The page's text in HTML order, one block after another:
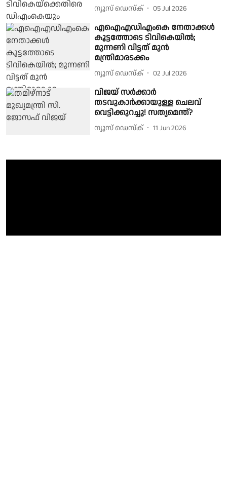
ന്യൂസ് ഡെസ്ക് 05 Jul 2026
എഐഎഡിഎംകെ നേതാക്കൾ
കൂട്ടത്തോടെ ടിവികെയിൽ;
മുന്നണി വിട്ടത് മുൻ
മന്ത്രിമാരടക്കം
ന്യൂസ് ഡെസ്ക് 02 Jul 2026
വിജയ് സർക്കാർ
തടവുകാർക്കായുള്ള ചെലവ്
വെട്ടിക്കുറച്ചു! സത്യമെന്ത്?
ന്യൂസ് ഡെസ്ക് 11 Jun 2026